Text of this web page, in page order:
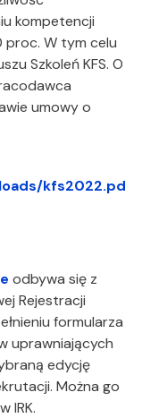
kompetencji
proc. W tym celu
Szkoleń KFS. O
umowy o
kfs2022.pd
odbywa się z
Rejestracji
formularza
uprawniających
edycję
Można go
IRK.